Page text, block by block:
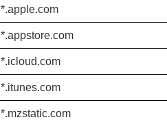
*.apple.com
*.appstore.com
*.icloud.com
*.itunes.com
*.mzstatic.com